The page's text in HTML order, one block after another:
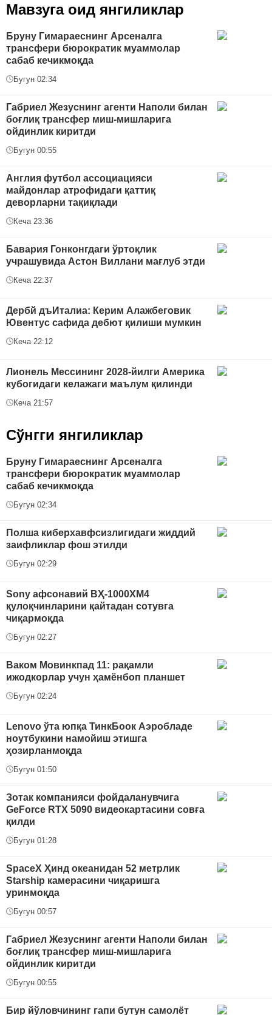
Мавзуга оид янгиликлар
Бруну Гимараеснинг Арсеналга
трансфери бюрократик муаммолар
сабаб кечикмоқда
Бугун 02:34
Габриел Жезуснинг агенти Наполи билан
боғлиқ трансфер миш-мишларига
ойдинлик киритди
Бугун 00:55
Англия футбол ассоциацияси
майдонлар атрофидаги қаттиқ
деворларни тақиқлади
Кеча 23:36
Бавария Гонконгдаги ўртоқлик
учрашувида Астон Виллани мағлуб этди
Кеча 22:37
Дербй дъИталиа: Керим Алажбеговик
Ювентус сафида дебют қилиши мумкин
Кеча 22:12
Лионель Мессининг 2028-йилги Америка
кубогидаги келажаги маълум қилинди
Кеча 21:57
Сўнгги янгиликлар
Бруну Гимараеснинг Арсеналга
трансфери бюрократик муаммолар
сабаб кечикмоқда
Бугун 02:34
Полша киберхавфсизлигидаги жиддий
заифликлар фош этилди
Бугун 02:29
Sony афсонавий ВҲ-1000XM4
қулоқчинларини қайтадан сотувга
чиқармоқда
Бугун 02:27
Ваком Мовинкпад 11: рақамли
ижодкорлар учун ҳамёнбоп планшет
Бугун 02:24
Lenovo ўта юпқа ТинкБоок Аэробладе
ноутбукини намойиш этишга
ҳозирланмоқда
Бугун 01:50
Зотак компанияси фойдаланувчига
GeForce RTX 5090 видеокартасини совға
қилди
Бугун 01:28
SpaceX Ҳинд океанидан 52 метрлик
Starship камерасини чиқаришга
уринмоқда
Бугун 00:57
Габриел Жезуснинг агенти Наполи билан
боғлиқ трансфер миш-мишларига
ойдинлик киритди
Бугун 00:55
Бир йўловчининг гапи бутун самолёт